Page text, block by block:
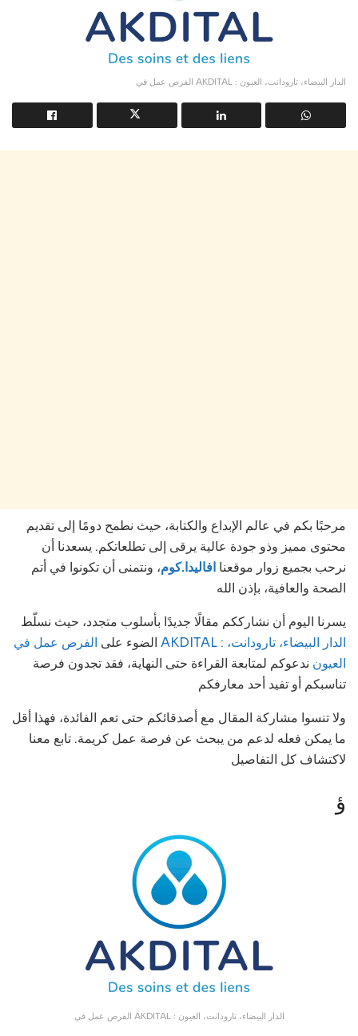
الفرص عمل في AKDITAL : الدار البيضاء، تارودانت، العيون
مرحبًا بكم في عالم الإبداع والكتابة، حيث نطمح دومًا إلى تقديم
محتوى مميز وذو جودة عالية يرقى إلى تطلعاتكم. يسعدنا أن
نرحب بجميع زوار موقعنا افاليدا.كوم، ونتمنى أن تكونوا في أتم
الصحة والعافية، بإذن الله
يسرنا اليوم أن نشارككم مقالًا جديدًا بأسلوب متجدد، حيث نسلّط
الضوء على الفرص عمل في AKDITAL : الدار البيضاء، تارودانت،
العيون ندعوكم لمتابعة القراءة حتى النهاية، فقد تجدون فرصة
تناسبكم أو تفيد أحد معارفكم
ولا تنسوا مشاركة المقال مع أصدقائكم حتى تعم الفائدة، فهذا أقل
ما يمكن فعله لدعم من يبحث عن فرصة عمل كريمة. تابع معنا
لاكتشاف كل التفاصيل
ؤ
الفرص عمل في AKDITAL : الدار البيضاء، تارودانت، العيون